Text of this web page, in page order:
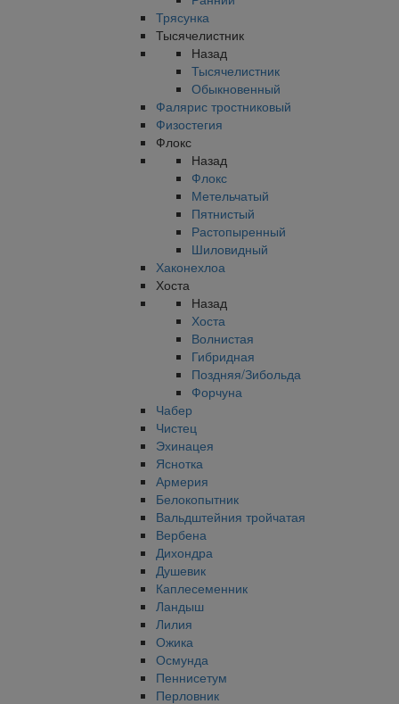
Трясунка
Тысячелистник
Назад
Тысячелистник
Обыкновенный
Фалярис тростниковый
Физостегия
Флокс
Назад
Флокс
Метельчатый
Пятнистый
Растопыренный
Шиловидный
Хаконехлоа
Хоста
Назад
Хоста
Волнистая
Гибридная
Поздняя/Зибольда
Форчуна
Чабер
Чистец
Эхинацея
Яснотка
Армерия
Белокопытник
Вальдштейния тройчатая
Вербена
Дихондра
Душевик
Каплесеменник
Ландыш
Лилия
Ожика
Осмунда
Пеннисетум
Перловник